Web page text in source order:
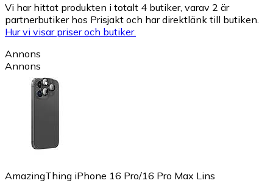
Vi har hittat produkten i totalt 4 butiker, varav 2 är
partnerbutiker hos Prisjakt och har direktlänk till butiken.
Hur vi visar priser och butiker.
Annons
Annons
AmazingThing iPhone 16 Pro/16 Pro Max Lins